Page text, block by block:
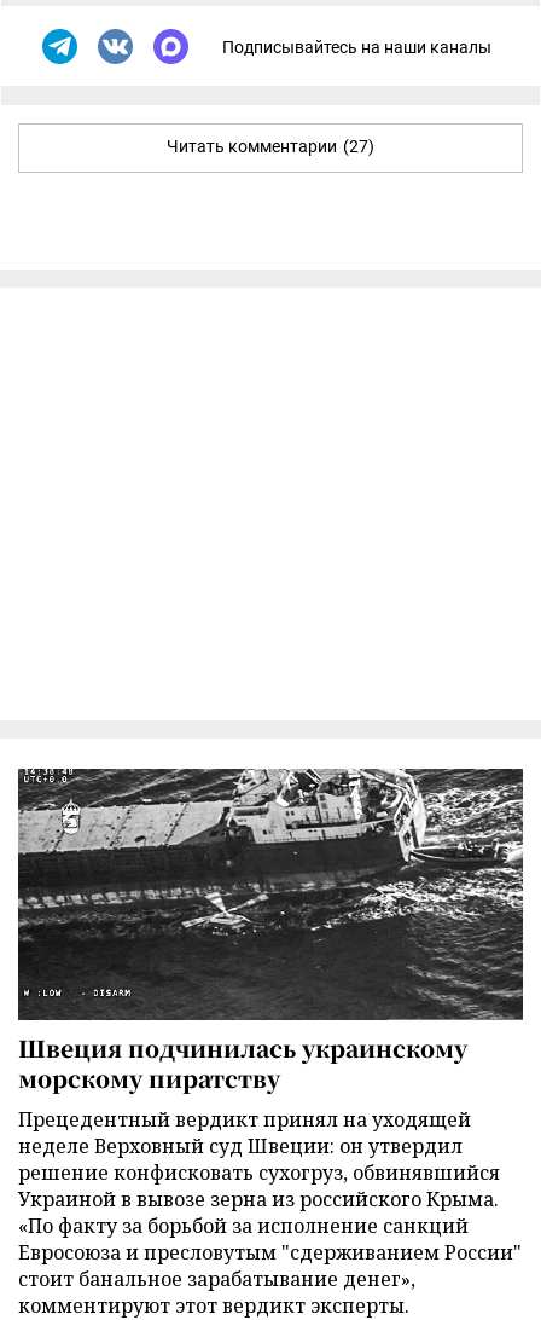
Подписывайтесь на наши каналы
Читать комментарии (27)
Швеция подчинилась украинскому
морскому пиратству
Прецедентный вердикт принял на уходящей
неделе Верховный суд Швеции: он утвердил
решение конфисковать сухогруз, обвинявшийся
Украиной в вывозе зерна из российского Крыма.
«По факту за борьбой за исполнение санкций
Евросоюза и пресловутым "сдерживанием России"
стоит банальное зарабатывание денег»,
комментируют этот вердикт эксперты.